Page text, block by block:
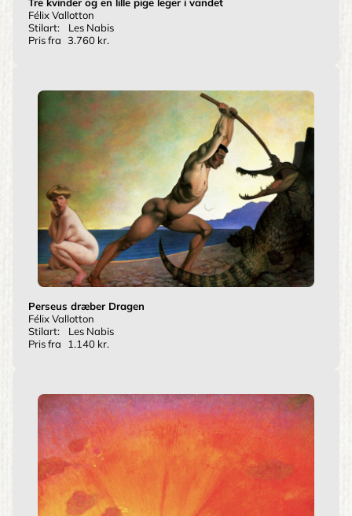
Félix Vallotton
Stilart:
Les Nabis
Pris fra 3.760 kr.
Perseus dræber Dragen
Félix Vallotton
Stilart:
Les Nabis
Pris fra
1.140 kr.